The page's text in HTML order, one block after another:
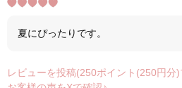
夏にぴったりです。
レビューを投稿(250ポイント(250円分